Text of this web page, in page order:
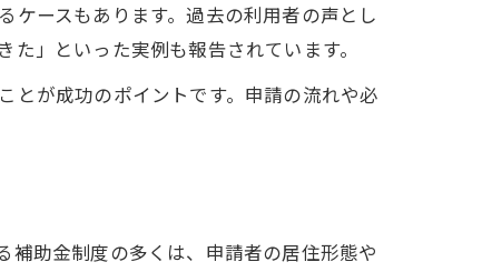
ースもあります。過去の利用者の声とし
」といった実例も報告されています。
とが成功のポイントです。申請の流れや必
助金制度の多くは、申請者の居住形態や